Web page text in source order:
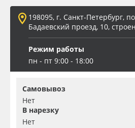
198095, г. Санкт-Петербург,
Бадаевский проезд, 10,
Режим работы
пн - пт 9:00 - 18:00
Самовывоз
Нет
В нарезку
Нет